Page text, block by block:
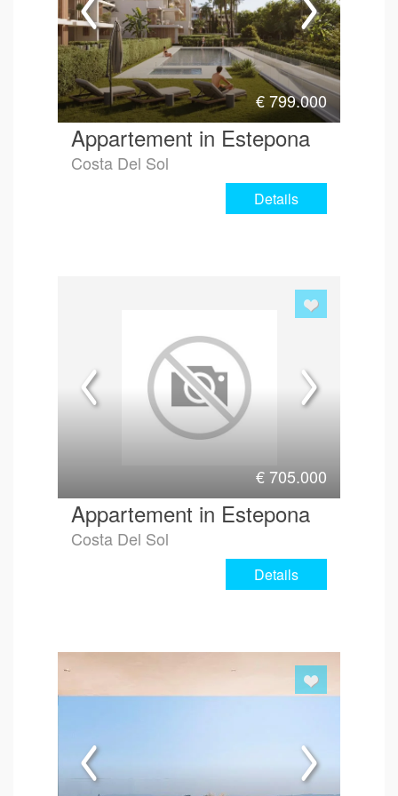
€799.000
Appartement in Estepona
Costa Del Sol
Details
€705.000
Appartement in Estepona
Costa Del Sol
Details